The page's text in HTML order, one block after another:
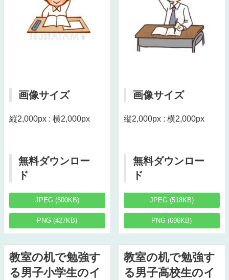
画像サイズ
縦2,000px : 横2,000px
無料ダウンロー
ド
JPEG (500KB)
PNG (427KB)
画像サイズ
縦2,000px : 横2,000px
無料ダウンロー
ド
JPEG (518KB)
PNG (696KB)
教室の机で勉強す
る男子小学生のイ
教室の机で勉強す
る男子高校生のイ